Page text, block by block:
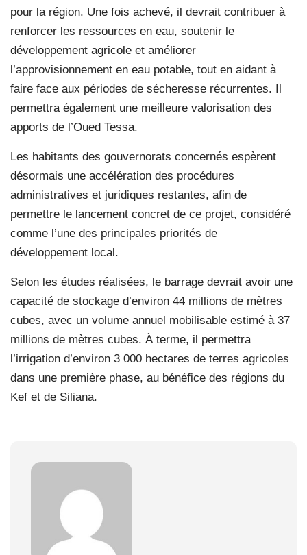
pour la région. Une fois achevé, il devrait contribuer à
renforcer les ressources en eau, soutenir le
développement agricole et améliorer
l’approvisionnement en eau potable, tout en aidant à
faire face aux périodes de sécheresse récurrentes. Il
permettra également une meilleure valorisation des
apports de l’Oued Tessa.
Les habitants des gouvernorats concernés espèrent
désormais une accélération des procédures
administratives et juridiques restantes, afin de
permettre le lancement concret de ce projet, considéré
comme l’une des principales priorités de
développement local.
Selon les études réalisées, le barrage devrait avoir une
capacité de stockage d’environ 44 millions de mètres
cubes, avec un volume annuel mobilisable estimé à 37
millions de mètres cubes. À terme, il permettra
l’irrigation d’environ 3 000 hectares de terres agricoles
dans une première phase, au bénéfice des régions du
Kef et de Siliana.